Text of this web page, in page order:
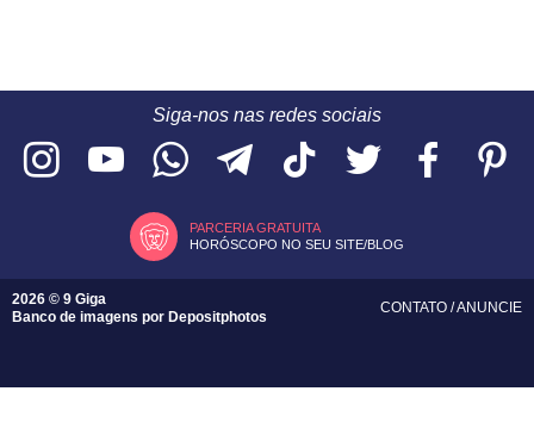
Siga-nos nas redes sociais
PARCERIA GRATUITA
HORÓSCOPO NO SEU SITE/BLOG
2026 © 9 Giga
Banco de imagens por Depositphotos
CONTATO /ANUNCIE